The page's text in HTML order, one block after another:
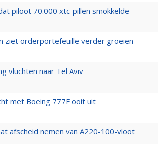
piloot 70.000 xtc-pillen smokkelde
ziet orderportefeuille verder groeien
vluchten naar Tel Aviv
met Boeing 777F ooit uit
afscheid nemen van A220-100-vloot